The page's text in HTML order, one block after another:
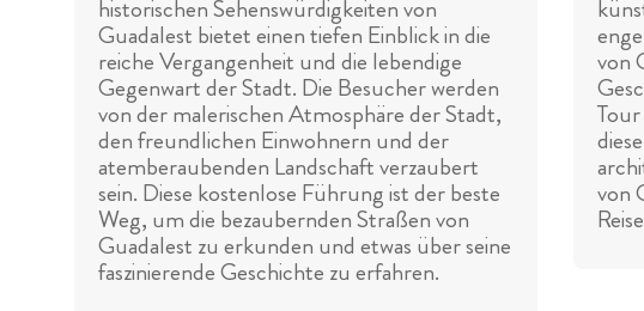
historischen Sehenswürdigkeiten von
Guadalest bietet einen tiefen Einblick in die
reiche Vergangenheit und die lebendige
Gegenwart der Stadt. Die Besucher werden
von der malerischen Atmosphäre der Stadt,
den freundlichen Einwohnern und der
atemberaubenden Landschaft verzaubert
sein. Diese kostenlose Führung ist der beste
Weg, um die bezaubernden Straßen von
Guadalest zu erkunden und etwas über seine
faszinierende Geschichte zu erfahren.
von
von